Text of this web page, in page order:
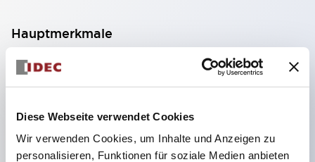
Diese Webseite verwendet Cookies
Wir verwenden Cookies, um Inhalte und Anzeigen zu
personalisieren, Funktionen für soziale Medien anbieten
Hauptmerkmale
Verwendbar in Atmosphären aller Gase und
Dämpfe, einschließlich Wasserstoff und Acetylen
(Ex db eb IIC T6 Gb, Zone 1, Zone 2) sowie in
Staubatmosphären (Japan, IECEx, ATEX, UKEX,
Ex-CCC: Zone 21, Zone 22)